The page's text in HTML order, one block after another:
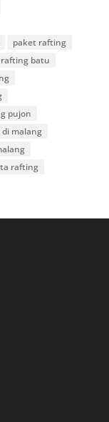
paket rafting
batu
pujon
malang
rafting